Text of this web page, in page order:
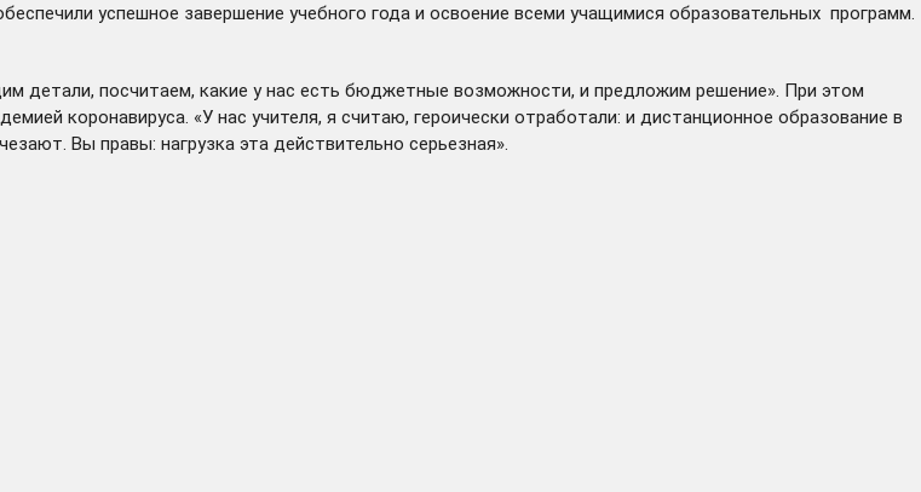
успешное завершение учебного года и освоение всеми учащимися образовательных программ.
детали, посчитаем, какие у нас есть бюджетные возможности, и предложим решение». При этом
коронавируса. «У нас учителя, я считаю, героически отработали: и дистанционное образование в
Вы правы: нагрузка эта действительно серьезная».